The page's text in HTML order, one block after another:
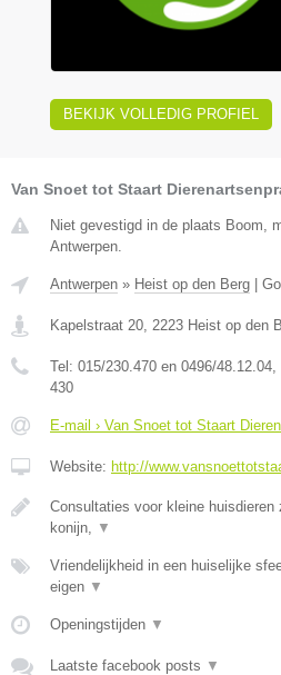
BEKIJK VOLLEDIG PROFIEL
Van Snoet tot Staart
Niet gevestigd in de plaats Boom,
Antwerpen.
Antwerpen » Heist op den Berg |
Kapelstraat 20 2223 Heist op den
Tel: 015/230.470 en 0496/48.12.04
430
E-mail › Van Snoet tot Staart
Website: http://
Consultaties voor kleine huisdieren
konijn,
▼
Vriendelijkheid in een huiselijke
eigen ▼
Openingstijden ▼
Laatste facebook posts ▼